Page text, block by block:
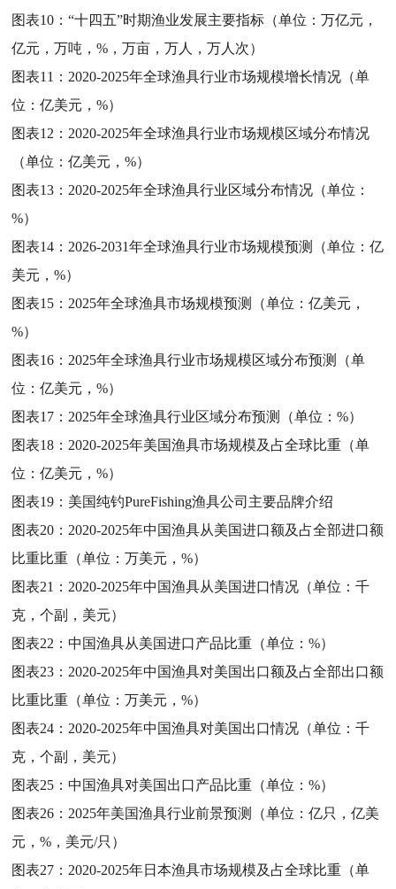
图表10：“十四五”时期渔业发展主要指标（单位：万亿元，
亿元，万吨，%，万亩，万人，万人次）
图表11： 2020-2025年全球渔具行业市场规模增长情况（单
位：亿美元，%）
图表12： 2020-2025年全球渔具行业市场规模区域分布情况
（单位：亿美元，%）
图表13： 2020-2025年全球渔具行业区域分布情况（单位：
%）
图表14： 2026-2031年全球渔具行业市场规模预测（单位：亿
美元，%）
图表15： 2025年全球渔具市场规模预测（单位：亿美元，
%）
图表16： 2025年全球渔具行业市场规模区域分布预测（单
位：亿美元，%）
图表17： 2025年全球渔具行业区域分布预测（单位：%）
图表18： 2020-2025年美国渔具市场规模及占全球比重（单
位：亿美元，%）
图表19： 美国纯钓PureFishing渔具公司主要品牌介绍
图表20： 2020-2025年中国渔具从美国进口额及占全部进口额
比重比重（单位：万美元，%）
图表21： 2020-2025年中国渔具从美国进口情况（单位：千
克，个副，美元）
图表22：中国渔具从美国进口产品比重（单位：%）
图表23： 2020-2025年中国渔具对美国出口额及占全部出口额
比重比重（单位：万美元，%）
图表24： 2020-2025年中国渔具对美国出口情况（单位：千
克，个副，美元）
图表25：中国渔具对美国出口产品比重（单位：%）
图表26： 2025年美国渔具行业前景预测（单位：亿只，亿美
元，%，美元/只）
图表27： 2020-2025年日本渔具市场规模及占全球比重（单